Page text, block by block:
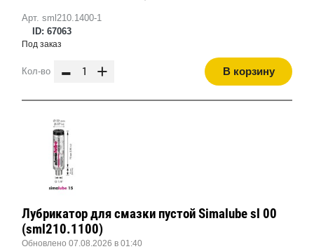
Арт. sml210.1400-1
ID: 67063
Под заказ
Кол-во - + В корзину
Лубрикатор для смазки пустой Simalube sl 00
(sml210.1100)
Обновлено 07.08.2026 в 01:40